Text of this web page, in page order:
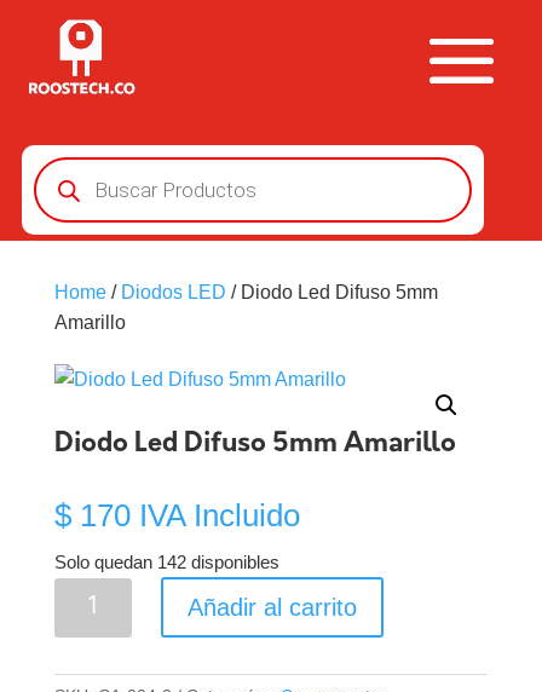
Búsqueda
de
productos
Home/ Diodos LED / Diodo Led Difuso 5mm
Amarillo
Diodo Led Difuso 5mm Amarillo
$170 IVA Incluido
Solo quedan 142 disponibles
Diodo
Añadir al carrito